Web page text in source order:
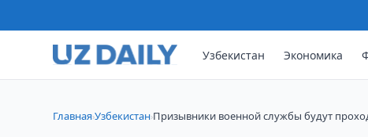
Узбекистан Экономика
Главная›Узбекистан›Призывники военной службы будут